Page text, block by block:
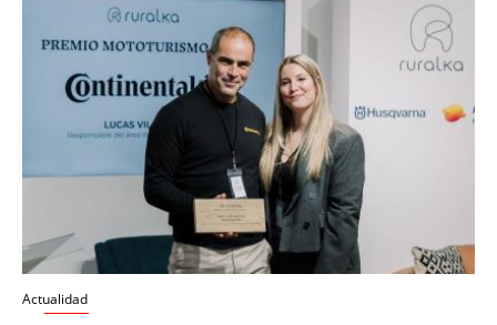
Actualidad